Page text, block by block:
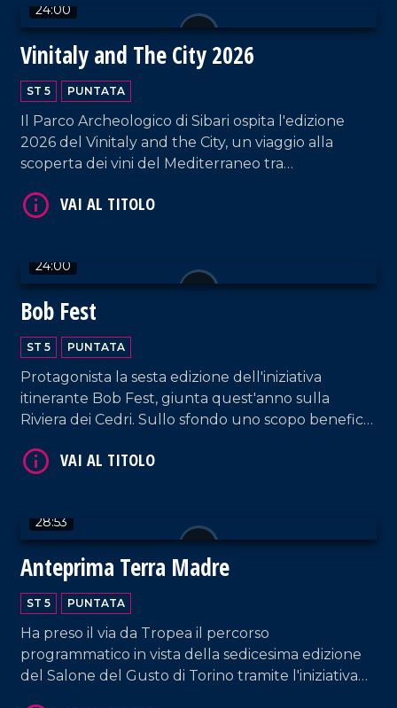
24:00
Vinitaly and The City 2026
ST 5 PUNTATA
Il Parco Archeologico di Sibari ospita l'edizione
2026 del Vinitaly and the City, un viaggio alla
scoperta dei vini del Mediterraneo tra
culturali.
24:00
Bob Fest
ST 5 PUNTATA
Protagonista la sesta edizione dell'iniziativa
itinerante Bob Fest, giunta quest'anno sulla
Riviera dei Cedri. Sullo sfondo uno scopo benefico:
VAI AL TITOLO
28:53
Anteprima Terra Madre
ST 5 PUNTATA
Ha preso il via da Tropea il percorso
programmatico in vista della sedicesima edizione
del Salone del Gusto di Torino tramite l'iniziativa
VAI AL TITOLO
VAI AL TITOLO